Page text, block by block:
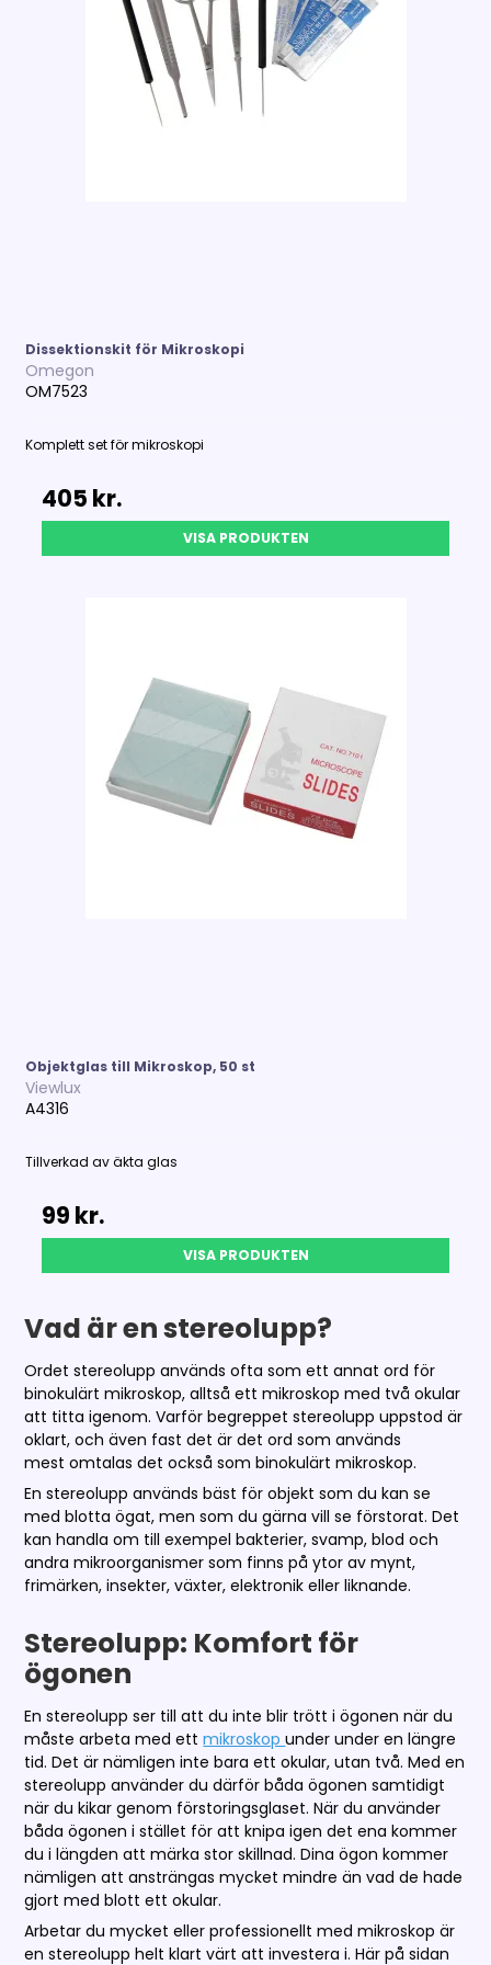
Dissektionskit för Mikroskopi
Omegon
OM7523
Komplett set för mikroskopi
405 kr.
VISA PRODUKTEN
Objektglas till Mikroskop, 50 st
Viewlux
A4316
Tillverkad av äkta glas
99 kr.
VISA PRODUKTEN
Vad är en stereolupp?
Ordet stereolupp används ofta som ett annat ord för
binokulärt mikroskop, alltså ett mikroskop med två okular
att titta igenom. Varför begreppet stereolupp uppstod är
oklart, och även fast det är det ord som används
mest omtalas det också som binokulärt mikroskop.
En stereolupp används bäst för objekt som du kan se
med blotta ögat, men som du gärna vill se förstorat. Det
kan handla om till exempel bakterier, svamp, blod och
andra mikroorganismer som finns på ytor av mynt,
frimärken, insekter, växter, elektronik eller liknande.
Stereolupp: Komfort för
ögonen
En stereolupp ser till att du inte blir trött i ögonen när du
måste arbeta med ettmikroskopunder under en längre
tid. Det är nämligen inte bara ett okular, utan två. Med en
stereolupp använder du därför båda ögonen samtidigt
när du kikar genom förstoringsglaset. När du använder
båda ögonen i stället för att knipa igen det ena kommer
du i längden att märka stor skillnad. Dina ögon kommer
nämligen att ansträngas mycket mindre än vad de hade
gjort med blott ett okular.
Arbetar du mycket eller professionellt med mikroskop är
en stereolupp helt klart värt att investera i. Här på sidan